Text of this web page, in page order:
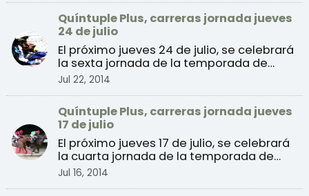
Quíntuple Plus, carreras jornada jueves
24 de julio
El próximo jueves 24 de julio, se celebrará
la sexta jornada de la temporada de
verano 2014 de c ...
Jul 22, 2014
Quíntuple Plus, carreras jornada jueves
17 de julio
El próximo jueves 17 de julio, se celebrará
la cuarta jornada de la temporada de
Jul 16, 2014